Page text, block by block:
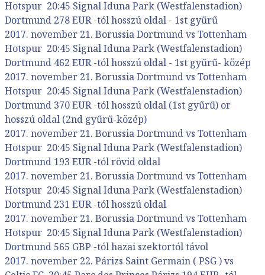
Hotspur 20:45 Signal Iduna Park (Westfalenstadion)
Dortmund 278 EUR -tól hosszú oldal - 1st gyűrű
2017. november 21. Borussia Dortmund vs Tottenham
Hotspur 20:45 Signal Iduna Park (Westfalenstadion)
Dortmund 462 EUR -tól hosszú oldal - 1st gyűrű- közép
2017. november 21. Borussia Dortmund vs Tottenham
Hotspur 20:45 Signal Iduna Park (Westfalenstadion)
Dortmund 370 EUR -tól hosszú oldal (1st gyűrű) or
hosszú oldal (2nd gyűrű-közép)
2017. november 21. Borussia Dortmund vs Tottenham
Hotspur 20:45 Signal Iduna Park (Westfalenstadion)
Dortmund 193 EUR -tól rövid oldal
2017. november 21. Borussia Dortmund vs Tottenham
Hotspur 20:45 Signal Iduna Park (Westfalenstadion)
Dortmund 231 EUR -tól hosszú oldal
2017. november 21. Borussia Dortmund vs Tottenham
Hotspur 20:45 Signal Iduna Park (Westfalenstadion)
Dortmund 565 GBP -tól hazai szektortól távol
2017. november 22. Párizs Saint Germain ( PSG ) vs